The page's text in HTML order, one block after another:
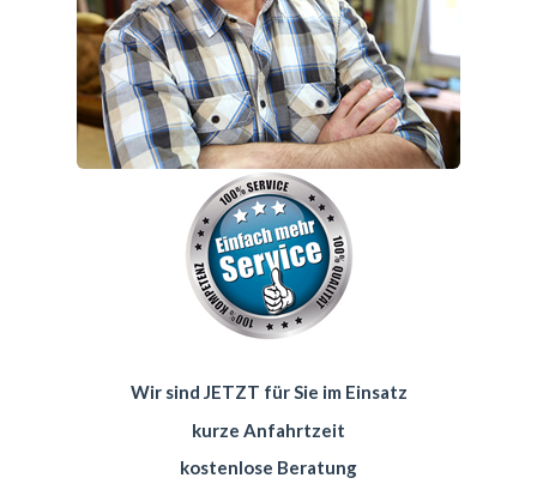
Wir sind JETZT für Sie im Einsatz
kurze Anfahrtzeit
kostenlose Beratung